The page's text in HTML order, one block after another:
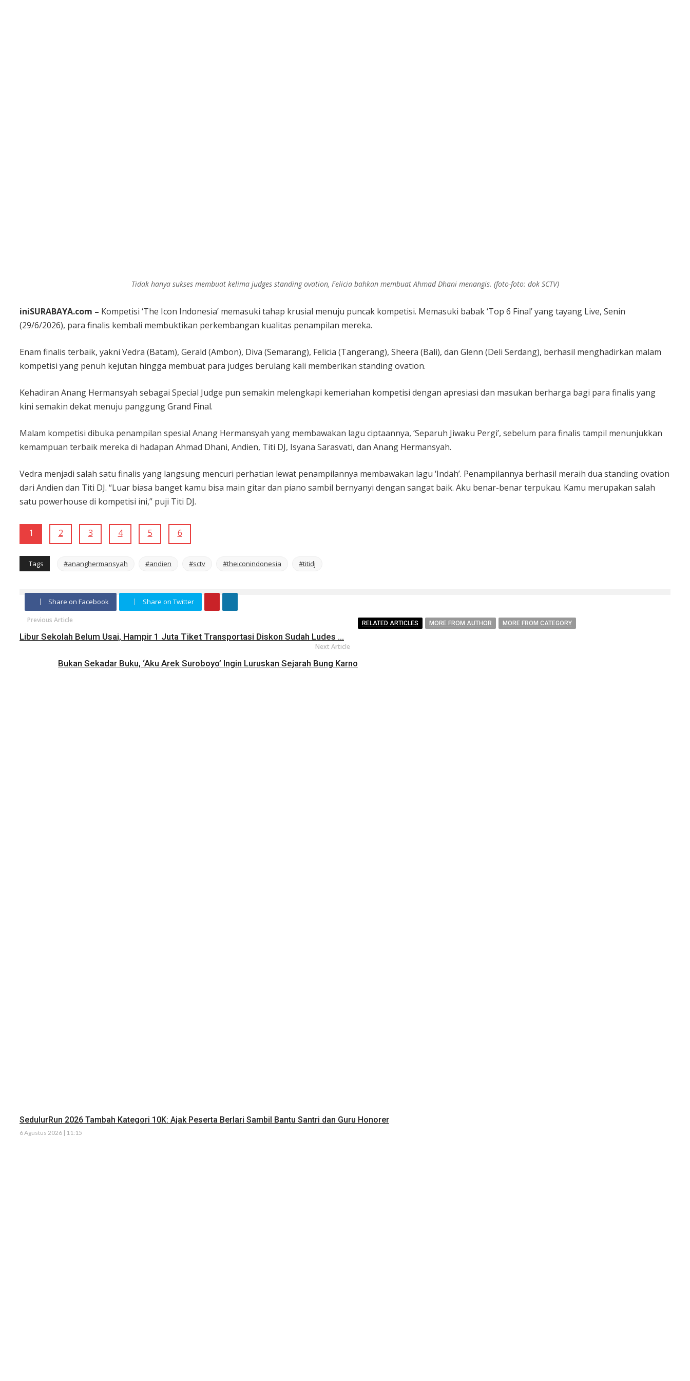
Tidak hanya sukses membuat kelima judges standing ovation, Felicia bahkan membuat Ahmad Dhani menangis. (foto-foto: dok SCTV)
iniSURABAYA.com – Kompetisi ‘The Icon Indonesia’ memasuki tahap krusial menuju puncak kompetisi. Memasuki babak ‘Top 6 Final’ yang tayang Live, Senin
(29/6/2026), para finalis kembali membuktikan perkembangan kualitas penampilan mereka.
Enam finalis terbaik, yakni Vedra (Batam), Gerald (Ambon), Diva (Semarang), Felicia (Tangerang), Sheera (Bali), dan Glenn (Deli Serdang), berhasil menghadirkan malam
kompetisi yang penuh kejutan hingga membuat para judges berulang kali memberikan standing ovation.
Kehadiran Anang Hermansyah sebagai Special Judge pun semakin melengkapi kemeriahan kompetisi dengan apresiasi dan masukan berharga bagi para finalis yang
kini semakin dekat menuju panggung Grand Final.
Malam kompetisi dibuka penampilan spesial Anang Hermansyah yang membawakan lagu ciptaannya, ‘Separuh Jiwaku Pergi’, sebelum para finalis tampil menunjukkan
kemampuan terbaik mereka di hadapan Ahmad Dhani, Andien, Titi DJ, Isyana Sarasvati, dan Anang Hermansyah.
Vedra menjadi salah satu finalis yang langsung mencuri perhatian lewat penampilannya membawakan lagu ‘Indah’. Penampilannya berhasil meraih dua standing ovation
dari Andien dan Titi DJ. “Luar biasa banget kamu bisa main gitar dan piano sambil bernyanyi dengan sangat baik. Aku benar-benar terpukau. Kamu merupakan salah
satu powerhouse di kompetisi ini,” puji Titi DJ.
1 2 3 4 5 6
Tags #ananghermansyah #andien #sctv #theiconindonesia #titidj
Share on Facebook Share on Twitter
Previous Article
Libur Sekolah Belum Usai, Hampir 1 Juta Tiket Transportasi Diskon Sudah Ludes ...
Next Article
Bukan Sekadar Buku, ‘Aku Arek Suroboyo’ Ingin Luruskan Sejarah Bung Karno
RELATED ARTICLES MORE FROM AUTHOR MORE FROM CATEGORY
SedulurRun 2026 Tambah Kategori 10K: Ajak Peserta Berlari Sambil Bantu Santri dan Guru Honorer
6 Agustus 2026 | 11:15